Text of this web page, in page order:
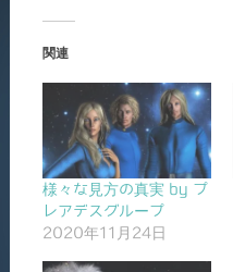
関連
様々な見方の真実 by プ
レアデスグループ
2020年11月24日